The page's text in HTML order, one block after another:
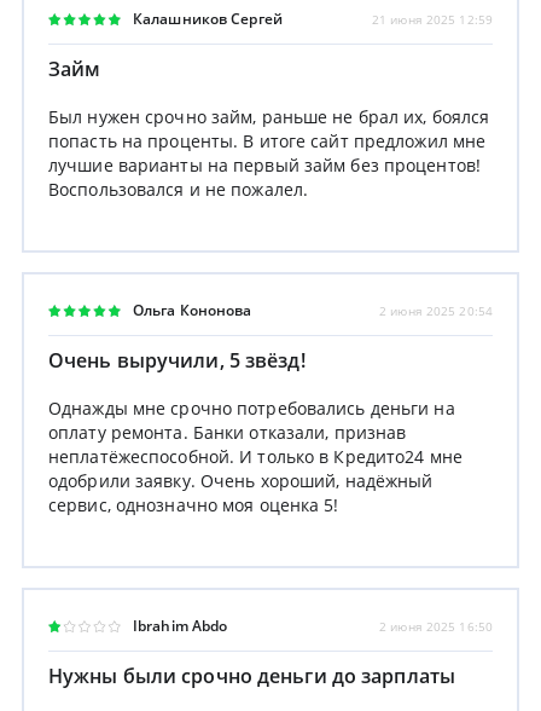
Калашников Сергей 21 июня 2025 12:59
Займ
Был нужен срочно займ, раньше не брал их, боялся
попасть на проценты. В итоге сайт предложил мне
лучшие варианты на первый займ без процентов!
Воспользовался и не пожалел.
Ольга Кононова 2 июня 2025 20:54
Очень выручили, 5 звёзд!
Однажды мне срочно потребовались деньги на
оплату ремонта. Банки отказали, признав
неплатёжеспособной. И только в Кредито24 мне
одобрили заявку. Очень хороший, надёжный
сервис, однозначно моя оценка 5!
Ibrahim Abdo 2 июня 2025 16:50
Нужны были срочно деньги до зарплаты